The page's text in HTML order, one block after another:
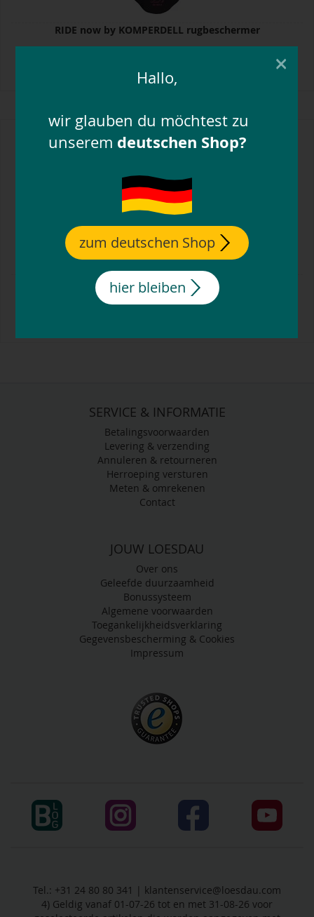
RIDE now by KOMPERDELL rugbeschermer
USG veiligheidsvest Eco Flexi voor volwassenen
SERVICE & INFORMATIE
Betalingsvoorwaarden
Levering & verzending
Annuleren & retourneren
Herroeping versturen
Meten & omrekenen
Contact
JOUW LOESDAU
Over ons
Geleefde duurzaamheid
Bonussysteem
Algemene voorwaarden
Toegankelijkheidsverklaring
Gegevensbescherming & Cookies
Impressum
Tel.: +31 24 80 80 341 | klantenservice@loesdau.com
4) Geldig vanaf 01-07-26 tot en met 31-08-26 voor
×
Hallo,
wir glauben du möchtest zu
unserem deutschen Shop?
zum deutschen Shop
hier bleiben